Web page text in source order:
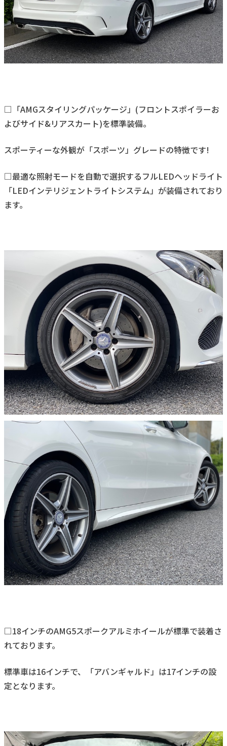
□「AMGスタイリングパッケージ」(フロントスポイラーお
よびサイド&リアスカート)を標準装備。
スポーティーな外観が「スポーツ」グレードの特徴です!
□最適な照射モードを自動で選択するフルLEDヘッドライト
「LEDインテリジェントライトシステム」が装備されており
ます。
□18インチのAMG5スポークアルミホイールが標準で装着さ
れております。
標準車は16インチで、「アバンギャルド」は17インチの設
定となります。